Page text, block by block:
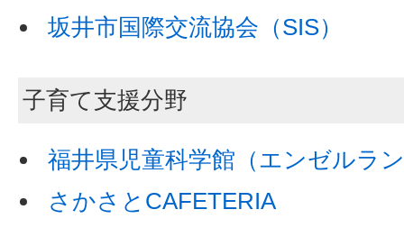
坂井市国際交流協会（SIS）
子育て支援分野
福井県児童科学館（エンゼルラ
さかさとCAFETERIA